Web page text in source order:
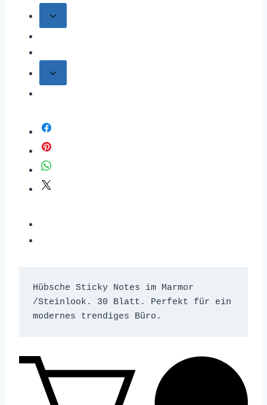
Hübsche Sticky Notes im Marmor
/Steinlook. 30 Blatt. Perfekt für ein
modernes trendiges Büro.